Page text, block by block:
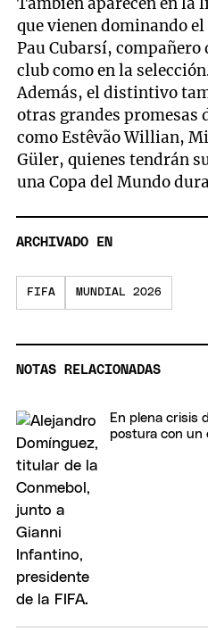
que vienen dominando
Pau Cubarsí, compañero
club como en la
Además, el distintivo
otras grandes
como Estêvão Willian,
Güler, quienes tendrán
una Copa del Mundo
ARCHIVADO EN
FIFA MUNDIAL 2026
NOTAS RELACIONADAS
En plena crisis
postura con un